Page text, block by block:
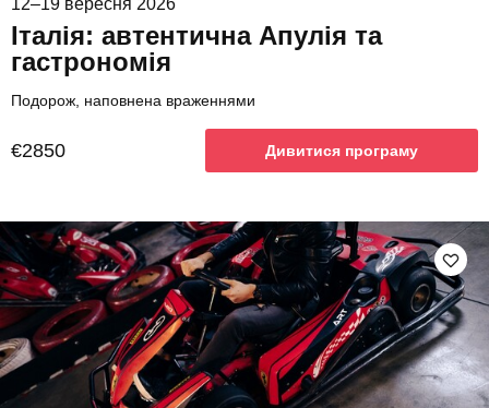
12–19 вересня 2026
Італія: автентична Апулія та
гастрономія
Подорож, наповнена враженнями
€2850 Дивитися програму